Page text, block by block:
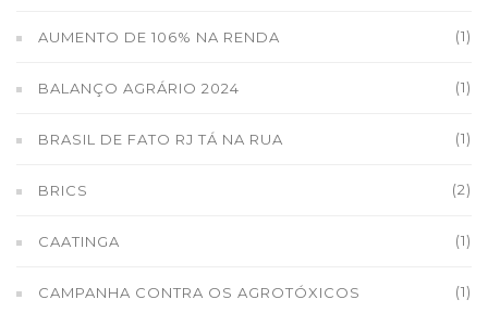
AUMENTO DE 106% NA RENDA (1)
BALANÇO AGRÁRIO 2024 (1)
BRASIL DE FATO RJ TÁ NA RUA (1)
BRICS (2)
CAATINGA (1)
CAMPANHA CONTRA OS AGROTÓXICOS (1)